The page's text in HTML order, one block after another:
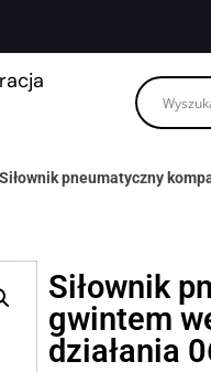
Siłownik pneumatyczny
Siłownik
gwintem
działania